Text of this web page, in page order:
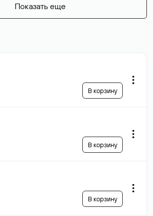
Показать еще
В корзину
В корзину
В корзину